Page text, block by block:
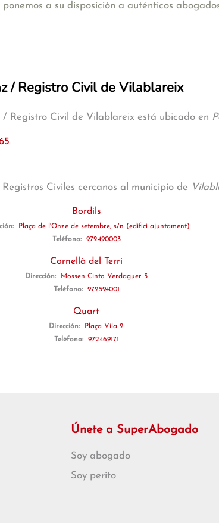
a su disposición a auténticos
/ Registro Civil de Vilablareix
/ Registro Civil de Vilablareix está ubicado en
Civiles cercanos al municipio de
Bordils
Plaça de l'Onze de setembre, s/n (edifici ajuntament)
Teléfono:
972490003
Cornellà del Terri
Dirección:
Mossen Cinto Verdaguer 5
Teléfono:
972594001
Quart
Dirección:
Plaça Vila 2
Teléfono:
972469171
Únete a SuperAbogado
Soy abogado
Soy perito